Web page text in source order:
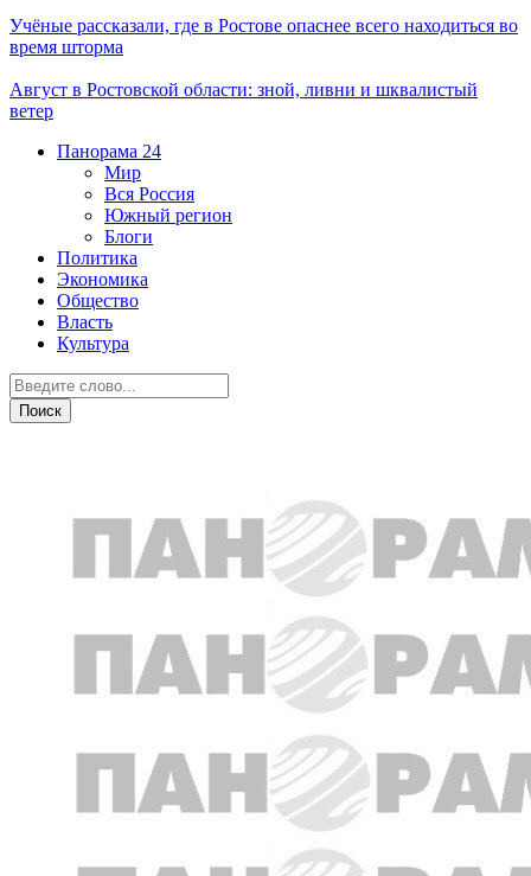
Учёные рассказали, где в Ростове опаснее всего находиться во
время шторма
Август в Ростовской области: зной, ливни и шквалистый
ветер
Панорама 24
Мир
Вся Россия
Южный регион
Блоги
Политика
Экономика
Общество
Власть
Культура